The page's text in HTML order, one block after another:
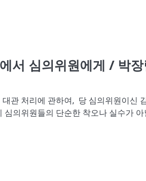
서 심의위원에게 / 박장
관 처리에 관하여, 당 심의위원이신
심의위원들의 단순한 착오나 실수가